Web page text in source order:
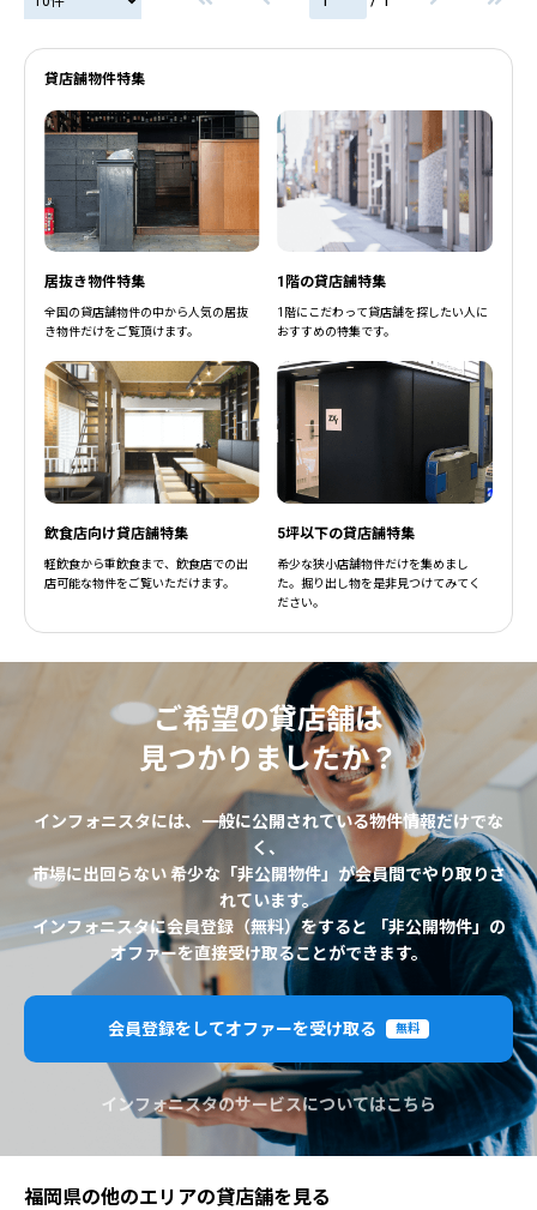
貸店舗物件特集
居抜き物件特集
全国の貸店舗物件の中から人気の居抜
き物件だけをご覧頂けます。
1階の貸店舗特集
1階にこだわって貸店舗を探したい人に
おすすめの特集です。
飲食店向け貸店舗特集
軽飲食から重飲食まで、飲食店での出
店可能な物件をご覧いただけます。
5坪以下の貸店舗特集
希少な狭小店舗物件だけを集めまし
た。掘り出し物を是非見つけてみてく
ださい。
ご希望の貸店舗は
見つかりましたか？
インフォニスタには、一般に公開されている物件情報だけでな
く、
市場に出回らない 希少な「非公開物件」が会員間でやり取りさ
れています。
インフォニスタに会員登録（無料）をすると 「非公開物件」の
オファーを直接受け取ることができます。
会員登録をしてオファーを受け取る 無料
インフォニスタのサービスについてはこちら
福岡県の他のエリアの貸店舗を見る